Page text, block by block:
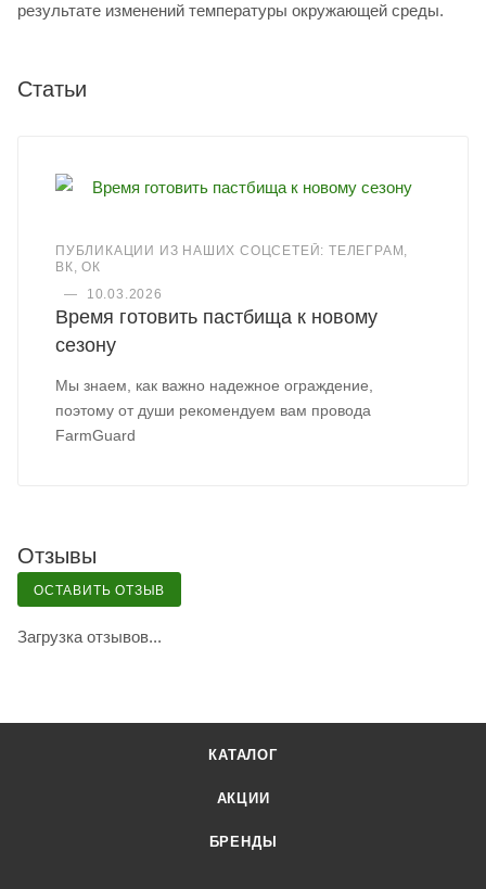
результате изменений температуры окружающей среды.
Статьи
ПУБЛИКАЦИИ ИЗ НАШИХ СОЦСЕТЕЙ: ТЕЛЕГРАМ,
ВК, ОК
—
10.03.2026
Время готовить пастбища к новому
сезону
Мы знаем, как важно надежное ограждение,
поэтому от души рекомендуем вам провода
FarmGuard
Отзывы
ОСТАВИТЬ ОТЗЫВ
Загрузка отзывов...
КАТАЛОГ
АКЦИИ
БРЕНДЫ